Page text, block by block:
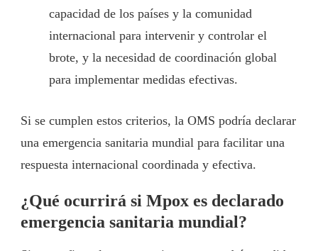
capacidad de los países y la comunidad
internacional para intervenir y controlar el
brote, y la necesidad de coordinación global
para implementar medidas efectivas.
Si se cumplen estos criterios, la OMS podría declarar
una emergencia sanitaria mundial para facilitar una
respuesta internacional coordinada y efectiva.
¿Qué ocurrirá si Mpox es declarado
emergencia sanitaria mundial?